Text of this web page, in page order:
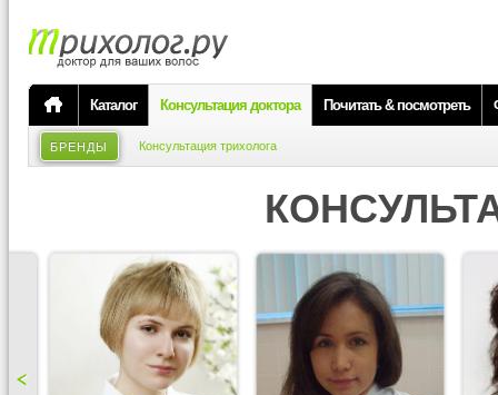
Каталог Консультация доктора Почитать & посмотреть
БРЕНДЫ Консультация трихолога